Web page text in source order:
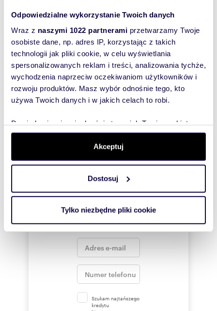
Odpowiedzialne wykorzystanie Twoich danych
Wraz z naszymi 1022 partnerami przetwarzamy Twoje
osobiste dane, np. adres IP, korzystając z takich
technologii jak pliki cookie, w celu wyświetlania
spersonalizowanych reklam i treści, analizowania tychże,
wychodzenia naprzeciw oczekiwaniom użytkowników i
rozwoju produktów. Masz wybór odnośnie tego, kto
używa Twoich danych i w jakich celach to robi.
Dowiedz się więcej odnośnie tego, jak Twoje osobiste
dane są przetwarzane oraz ustaw własne preferencje w
. W Deklaracji plików cookie możesz
zmienić lub wycofać swoją zgodę w dowolnej chwili.
Wykorzystujemy pliki cookie do spersonalizowania treści
i reklam, aby oferować funkcje społecznościowe i
korzystasz z naszej witryny, udostępniamy partnerom
Partnerzy mogą połączyć te informacje z innymi danymi
otrzymanymi od Ciebie lub uzyskanymi podczas
Akceptuj
Dostosuj
Tylko niezbędne pliki cookie
miejskiego zgiełku.
Cena: 1 090 000 zł Kupujący nie ponosi
kosztów prowizji !
Kontakt i więcej informacji:
504 pokaż telefon
awal.com.pl
Numer oferty: 345954
Wyślij
wiadomość
To najlepszy
sposób, aby
właściciel
oferty
szybko się z
skontaktował!
Szukam najtańszego
kredytu